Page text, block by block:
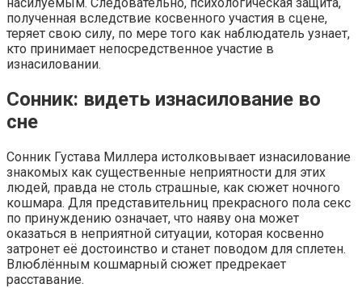
полученная вследствие косвенного участия в сцене,
теряет свою силу, по мере того как наблюдатель узнает,
кто принимает непосредственное участие в
изнасиловании.
Сонник: видеть изнасилование во
сне
Сонник Густава Миллера истолковывает изнасилование
знакомых как существенные неприятности для этих
людей, правда не столь страшные, как сюжет ночного
кошмара. Для представительниц прекрасного пола секс
по принуждению означает, что наяву она может
оказаться в неприятной ситуации, которая косвенно
затронет её достоинство и станет поводом для сплетен.
Влюблённым кошмарный сюжет предрекает
расставание.